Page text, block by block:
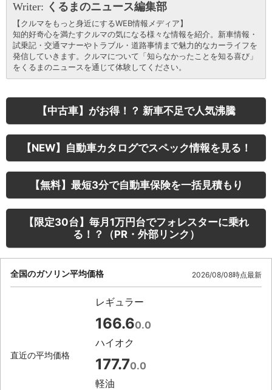
Writer: くるまのニュース編集部
【クルマをもっと身近にするWEB情報メディア】
知的好奇心を満たすクルマの気になる様々な情報を紹介。新車情報・
試乗記・交通マナーやトラブル・道路事情まで魅力的なカーライフを
発信していきます。クルマについて「知らなかったことを知る喜び」
をくるまのニュースを通じて体験してください。
【中古車】がお得！？ 新車不足で人気沸騰
【NEW】自動車カタログでスペック情報を見る！
【無料】最短3分で自動車保険を一括見積もり
【限定30台】毎月1万円台でフォレスターに乗れ
る！？（PR・外部リンク）
全国のガソリン平均価格 2026/08/08時点最新
直近の平均価格
レギュラー
166.60.0
ハイオク
177.70.0
軽油